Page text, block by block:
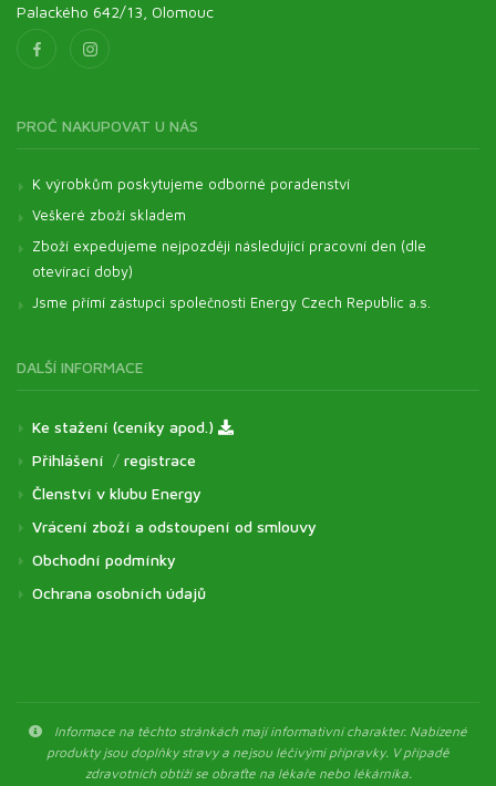
Palackého 642/13, Olomouc
PROČ NAKUPOVAT U NÁS
K výrobkům poskytujeme odborné poradenství
Veškeré zboží skladem
Zboží expedujeme nejpozději následující pracovní den (dle
otevírací doby)
Jsme přímí zástupci společnosti Energy Czech Republic a.s.
DALŠÍ INFORMACE
Ke stažení (ceníky apod.)
Přihlášení / registrace
Členství v klubu Energy
Vrácení zboží a odstoupení od smlouvy
Obchodní podmínky
Ochrana osobních údajů
Informace na těchto stránkách mají informativní charakter. Nabízené
produkty jsou doplňky stravy a nejsou léčivými přípravky. V případě
zdravotních obtíží se obraťte na lékaře nebo lékárníka.